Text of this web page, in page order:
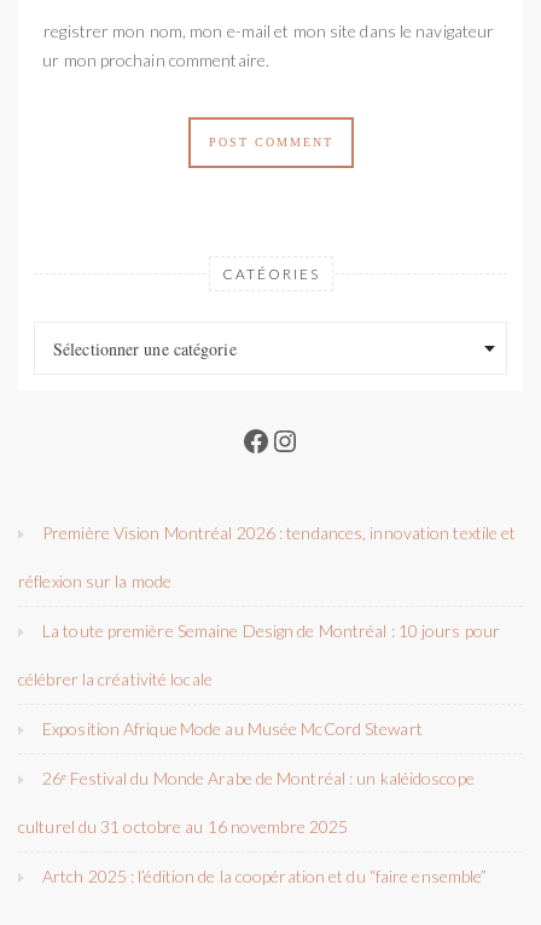
Enregistrer mon nom, mon e-mail et mon site dans le navigateur
pour mon prochain commentaire.
CATÉORIES
Sélectionner une catégorie
Facebook
Instagram
Première Vision Montréal 2026 : tendances, innovation textile et
réflexion sur la mode
La toute première Semaine Design de Montréal : 10 jours pour
célébrer la créativité locale
Exposition Afrique Mode au Musée McCord Stewart
26ᵉ Festival du Monde Arabe de Montréal : un kaléidoscope
culturel du 31 octobre au 16 novembre 2025
Artch 2025 : l’édition de la coopération et du “faire ensemble”